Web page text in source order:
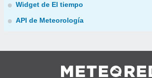
Widget de El tiempo
API de Meteorología